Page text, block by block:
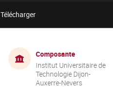
Télécharger
Composante
Institut Universitaire de
Technologie Dijon-
Auxerre-Nevers